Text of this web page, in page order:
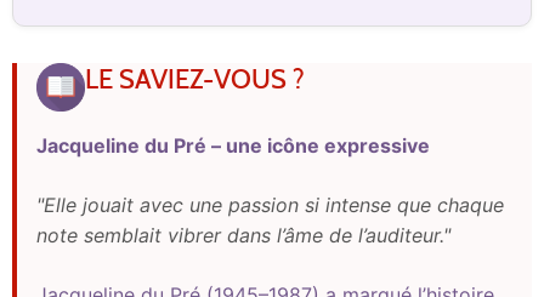
LE SAVIEZ-VOUS ?
Jacqueline du Pré – une icône expressive
"Elle jouait avec une passion si intense que chaque
note semblait vibrer dans l’âme de l’auditeur."